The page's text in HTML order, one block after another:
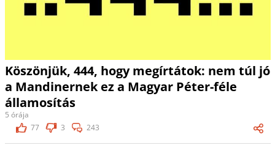
Köszönjük, 444, hogy megírtátok: nem túl jó
a Mandinernek ez a Magyar Péter-féle
államosítás
5 órája
77
3 243